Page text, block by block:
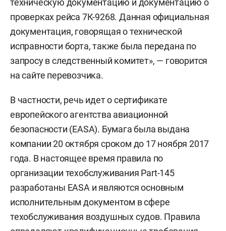
техническую документацию и документацию о
проверках рейса 7К-9268. Данная официальная
документация, говорящая о технической
исправности борта, также была передана по
запросу в следственный комитет», — говорится
на сайте перевозчика.
В частности, речь идет о сертификате
европейского агентства авиационной
безопасности (EASA). Бумага была выдана
компании 20 октября сроком до 17 ноября 2017
года. В настоящее время правила по
организации техобслуживания Part-145
разработаны EASA и являются основным
исполнительным документом в сфере
техобслуживания воздушных судов. Правила